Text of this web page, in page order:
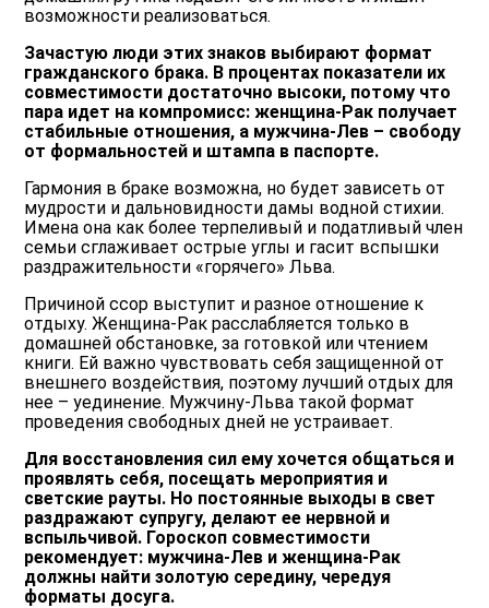
возможности реализоваться.
Зачастую люди этих знаков выбирают формат
гражданского брака. В процентах показатели их
совместимости достаточно высоки, потому что
пара идет на компромисс: женщина-Рак получает
стабильные отношения, а мужчина-Лев – свободу
от формальностей и штампа в паспорте.
Гармония в браке возможна, но будет зависеть от
мудрости и дальновидности дамы водной стихии.
Имена она как более терпеливый и податливый член
семьи сглаживает острые углы и гасит вспышки
раздражительности «горячего» Льва.
Причиной ссор выступит и разное отношение к
отдыху. Женщина-Рак расслабляется только в
домашней обстановке, за готовкой или чтением
книги. Ей важно чувствовать себя защищенной от
внешнего воздействия, поэтому лучший отдых для
нее – уединение. Мужчину-Льва такой формат
проведения свободных дней не устраивает.
Для восстановления сил ему хочется общаться и
проявлять себя, посещать мероприятия и
светские рауты. Но постоянные выходы в свет
раздражают супругу, делают ее нервной и
вспыльчивой. Гороскоп совместимости
рекомендует: мужчина-Лев и женщина-Рак
должны найти золотую середину, чередуя
форматы досуга.